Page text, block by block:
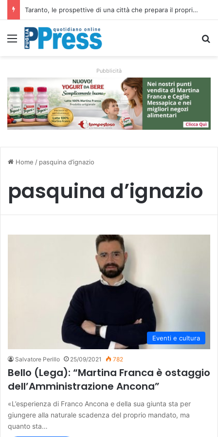
La costa di Taranto, dalle isole Cheradi ai percorsi dello Ionio
Menu
Pubblicità
Home / pasquina d’ignazio
pasquina d’ignazio
Eventi e cultura
Salvatore Perillo 25/09/2021 782
Bello (Lega): “Martina Franca è ostaggio
dell’Amministrazione Ancona”
«L’esperienza di Franco Ancona e della sua giunta sta per
giungere alla naturale scadenza del proprio mandato, ma
quanto sta…